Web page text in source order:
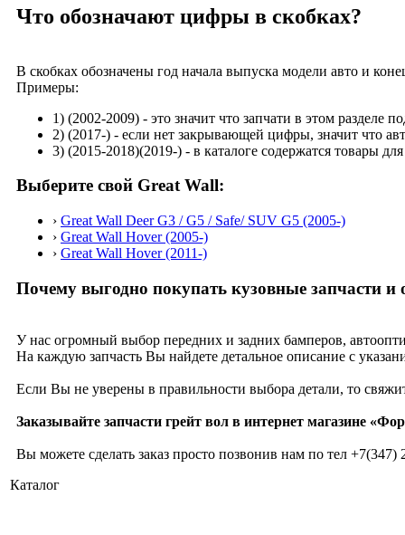
Что обозначают цифры в скобках?
В скобках обозначены год начала выпуска модели авто и
Примеры:
1) (2002-2009) - это значит что запчати в этом разделе
2) (2017-) - если нет закрывающей цифры, значит что
3) (2015-2018)(2019-) - в каталоге содержатся товары
Выберите свой Great Wall:
› Great Wall Deer G3 / G5 / Safe/ SUV G5 (2005-)
› Great Wall Hover (2005-)
› Great Wall Hover (2011-)
Почему выгодно покупать кузовные запчасти и
У нас огромный выбор передних и задних бамперов,
На каждую запчасть Вы найдете детальное описание с
Если Вы не уверены в правильности выбора детали, то
Заказывайте запчасти грейт вол в интернет магазине
Вы можете сделать заказ просто позвонив нам по тел +7(347)
Каталог